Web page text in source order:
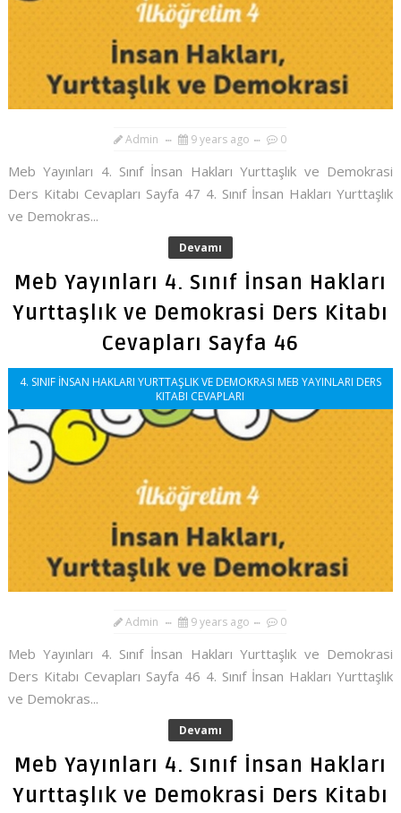
Admin 9 years ago 0
Meb Yayınları 4. Sınıf İnsan Hakları Yurttaşlık ve Demokrasi
Ders Kitabı Cevapları Sayfa 47 4. Sınıf İnsan Hakları Yurttaşlık
ve Demokras...
Devamı
Meb Yayınları 4. Sınıf İnsan Hakları
Yurttaşlık ve Demokrasi Ders Kitabı
Cevapları Sayfa 46
4. SINIF İNSAN HAKLARI YURTTAŞLIK VE DEMOKRASI MEB YAYINLARI DERS
KITABI CEVAPLARI
Admin 9 years ago 0
Meb Yayınları 4. Sınıf İnsan Hakları Yurttaşlık ve Demokrasi
Ders Kitabı Cevapları Sayfa 46 4. Sınıf İnsan Hakları Yurttaşlık
ve Demokras...
Devamı
Meb Yayınları 4. Sınıf İnsan Hakları
Yurttaşlık ve Demokrasi Ders Kitabı